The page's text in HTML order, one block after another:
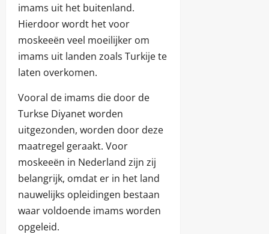
imams uit het buitenland.
Hierdoor wordt het voor
moskeeën veel moeilijker om
imams uit landen zoals Turkije te
laten overkomen.
Vooral de imams die door de
Turkse Diyanet worden
uitgezonden, worden door deze
maatregel geraakt. Voor
moskeeën in Nederland zijn zij
belangrijk, omdat er in het land
nauwelijks opleidingen bestaan
waar voldoende imams worden
opgeleid.